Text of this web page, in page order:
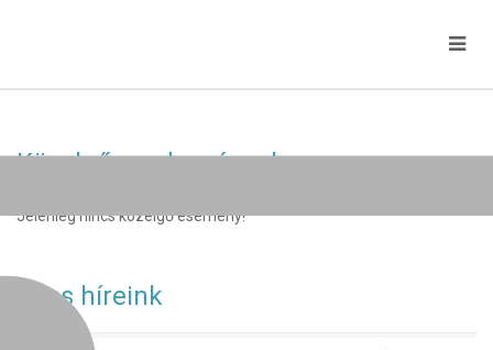
Közelgő rendezvények
Jelenleg nincs közelgő esemény!
Friss híreink